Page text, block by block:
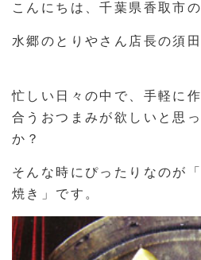
こんにちは、千葉県香取市
水郷のとりやさん店長の須田
忙しい日々の中で、手軽に
合うおつまみが欲しいと思
か？
そんな時にぴったりなのが
焼き」です。